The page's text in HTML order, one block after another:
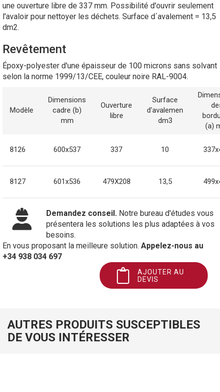
une ouverture libre de 337 mm. Possibilité d'ouvrir seulement
l'avaloir pour nettoyer les déchets. Surface d´avalement = 13,5
dm2.
Revêtement
Époxy-polyester d'une épaisseur de 100 microns sans solvant
selon la norme 1999/13/CEE, couleur noire RAL-9004.
Modèle
Dimensions
cadre (b)
mm
Ouverture
libre
Surface
d'avalemen
dm3
(a)
8126 600x537 337 10
8127 601x536 479X208 13,5
Demandez conseil. Notre bureau d'études vous
présentera les solutions les plus adaptées à vos
besoins.
En vous proposant la meilleure solution. Appelez-nous au
+34 938 034 697
AJOUTER AU
DEVIS
AUTRES PRODUITS SUSCEPTIBLES
DE VOUS INTÉRESSER